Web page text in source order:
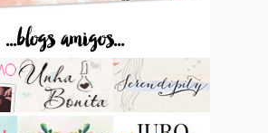
...blogs amigos...